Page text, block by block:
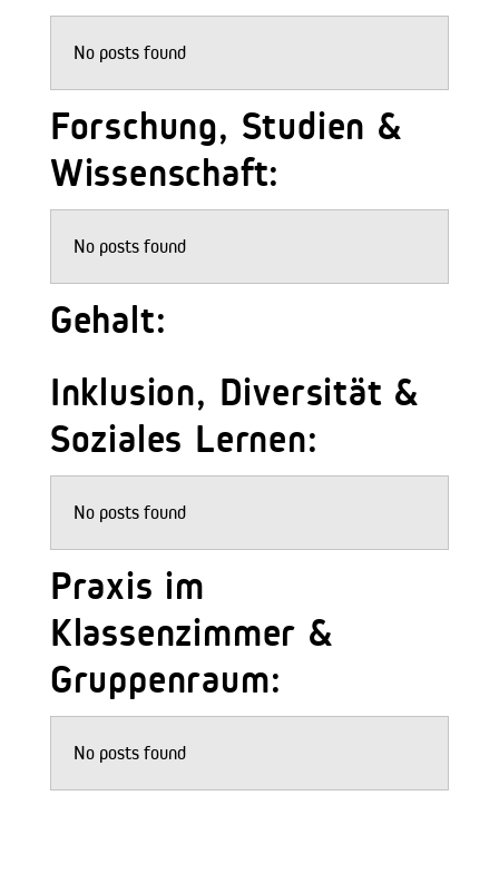
No posts found
Forschung, Studien &
Wissenschaft:
No posts found
Gehalt:
Inklusion, Diversität &
Soziales Lernen:
No posts found
Praxis im
Klassenzimmer &
Gruppenraum:
No posts found